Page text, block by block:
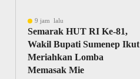
9 jam lalu
Semarak HUT RI Ke-81,
Wakil Bupati Sumenep Ikut
Meriahkan Lomba
Memasak Mie